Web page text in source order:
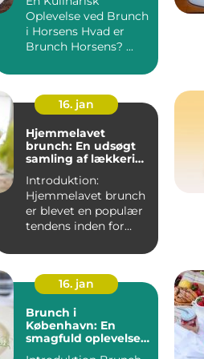
Oplevelse ved Brunch
i Horsens Hvad er
Brunch Horsens? ...
16. jan
Hjemmelavet
brunch: En udsøgt
samling af lækkerier
Introduktion:
Hjemmelavet brunch
er blevet en populær
tendens inden for
tiltrækker en...
16. jan
Brunch i
København: En
smagfuld oplevelse